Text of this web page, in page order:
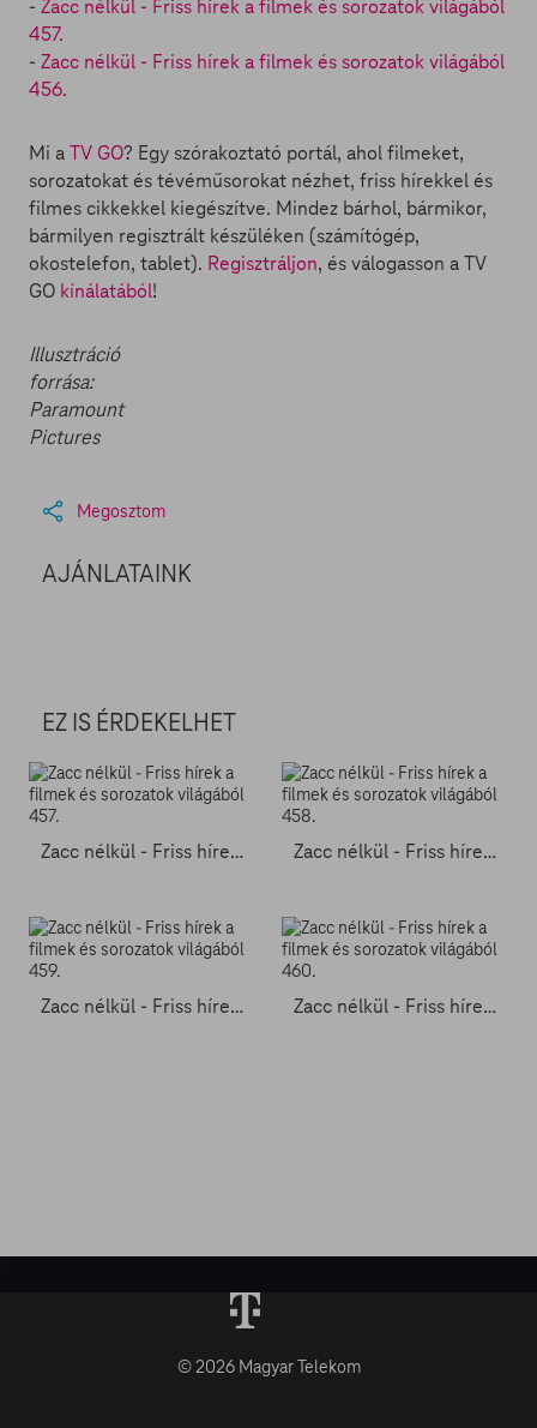
- Zacc nélkül - Friss hírek a filmek és sorozatok világából
457.
- Zacc nélkül - Friss hírek a filmek és sorozatok világából
456.
Mi aTV GO? Egy szórakoztató portál, ahol filmeket,
sorozatokat és tévéműsorokat nézhet, friss hírekkel és
filmes cikkekkel kiegészítve. Mindez bárhol, bármikor,
bármilyen regisztrált készüléken (számítógép,
okostelefon, tablet). Regisztráljon, és válogasson a TV
GO kínálatából!
Illusztráció
forrása:
Paramount
Pictures
Megosztom
AJÁNLATAINK
EZ IS ÉRDEKELHET
Zacc nélkül - Friss hírek a filmek és sorozatok világából 457. Zacc nélkül - Friss hírek a filmek és sorozatok világából 458.
Zacc nélkül - Friss hírek a filmek és sorozatok világából 459. Zacc nélkül - Friss hírek a filmek és sorozatok világából 460.
© 2026 Magyar Telekom